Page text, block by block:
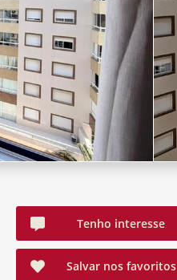
Tenho interesse
Salvar nos favoritos